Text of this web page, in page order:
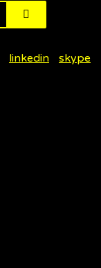
linkedin skype